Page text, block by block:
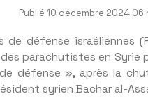
Publié 10 décembre 2024 06
de défense israéliennes
parachutistes en Syrie
défense », après la
syrien Bachar al-